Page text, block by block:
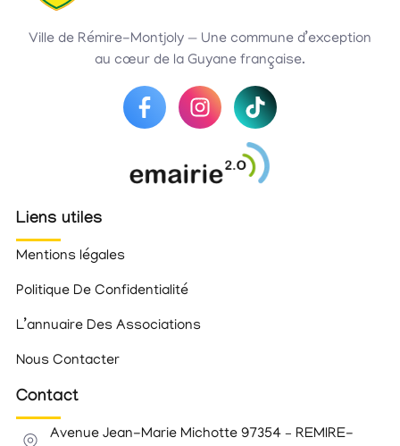
Ville de Rémire-Montjoly — Une commune d’exception
au cœur de la Guyane française.
Liens utiles
Mentions légales
Politique De Confidentialité
L’annuaire Des Associations
Nous Contacter
Contact
Avenue Jean-Marie Michotte 97354 – REMIRE-